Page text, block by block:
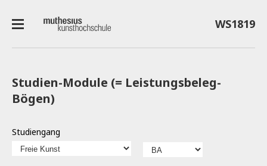
WS1819
Studien-Module (= Leistungsbeleg-
Bögen)
Studiengang